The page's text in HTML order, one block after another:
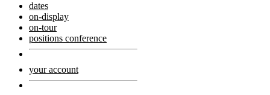
dates
on-display
on-tour
positions conference
your account